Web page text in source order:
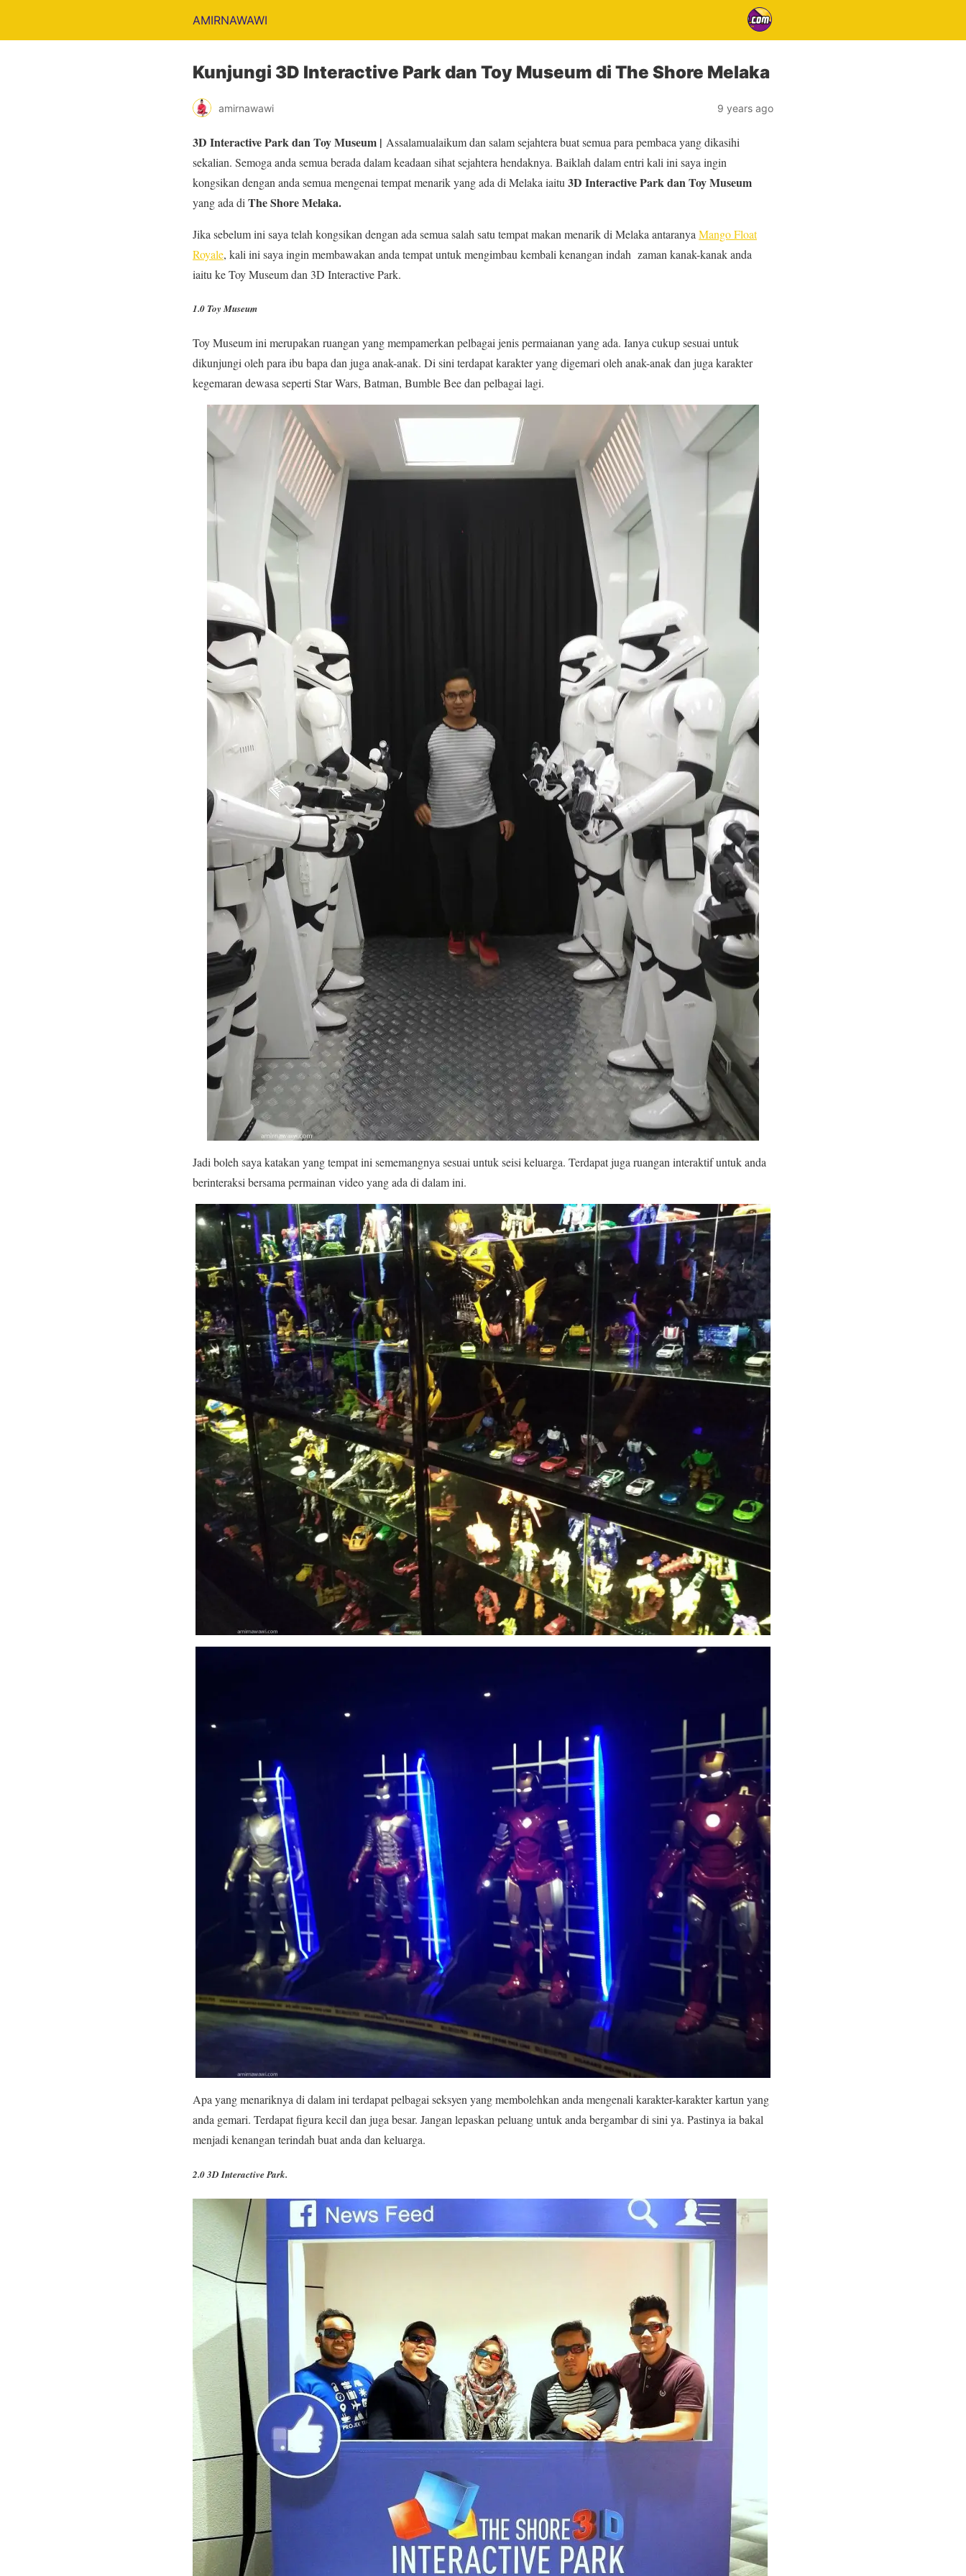
AMIRNAWAWI
Kunjungi 3D Interactive Park dan Toy Museum di The Shore Melaka
amirnawawi 9 years ago
3D Interactive Park dan Toy Museum | Assalamualaikum dan salam sejahtera buat semua para pembaca yang dikasihi
sekalian. Semoga anda semua berada dalam keadaan sihat sejahtera hendaknya. Baiklah dalam entri kali ini saya ingin
kongsikan dengan anda semua mengenai tempat menarik yang ada di Melaka iaitu 3D Interactive Park dan Toy Museum
yang ada di The Shore Melaka.
Jika sebelum ini saya telah kongsikan dengan ada semua salah satu tempat makan menarik di Melaka antaranya Mango Float
Royale, kali ini saya ingin membawakan anda tempat untuk mengimbau kembali kenangan indah zaman kanak-kanak anda
iaitu ke Toy Museum dan 3D Interactive Park.
1.0 Toy Museum
Toy Museum ini merupakan ruangan yang mempamerkan pelbagai jenis permaianan yang ada. Ianya cukup sesuai untuk
dikunjungi oleh para ibu bapa dan juga anak-anak. Di sini terdapat karakter yang digemari oleh anak-anak dan juga karakter
kegemaran dewasa seperti Star Wars, Batman, Bumble Bee dan pelbagai lagi.
Jadi boleh saya katakan yang tempat ini sememangnya sesuai untuk seisi keluarga. Terdapat juga ruangan interaktif untuk anda
berinteraksi bersama permainan video yang ada di dalam ini.
Apa yang menariknya di dalam ini terdapat pelbagai seksyen yang membolehkan anda mengenali karakter-karakter kartun yang
anda gemari. Terdapat figura kecil dan juga besar. Jangan lepaskan peluang untuk anda bergambar di sini ya. Pastinya ia bakal
menjadi kenangan terindah buat anda dan keluarga.
2.0 3D Interactive Park.